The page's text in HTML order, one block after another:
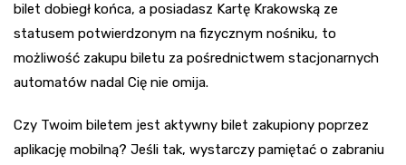
bilet dobiegł końca, a posiadasz Kartę Krakowską ze
statusem potwierdzonym na fizycznym nośniku, to
możliwość zakupu biletu za pośrednictwem stacjonarnych
automatów nadal Cię nie omija.
Czy Twoim biletem jest aktywny bilet zakupiony poprzez
aplikację mobilną? Jeśli tak, wystarczy pamiętać o zabraniu